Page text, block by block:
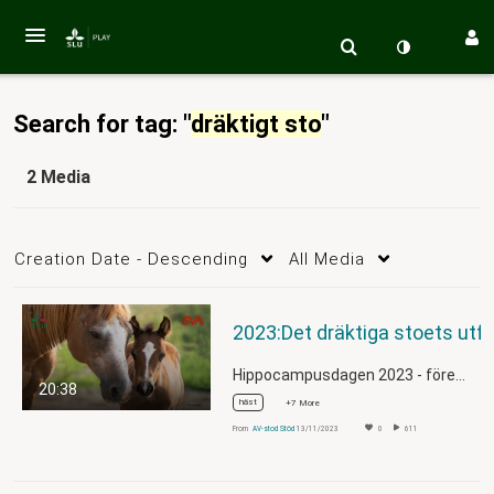
Search for tag: "dräktigt sto"
2 Media
Creation Date - Descending All Media
20:38
häst +7 More
From AV-stod Stöd 13/11/2023 0 611